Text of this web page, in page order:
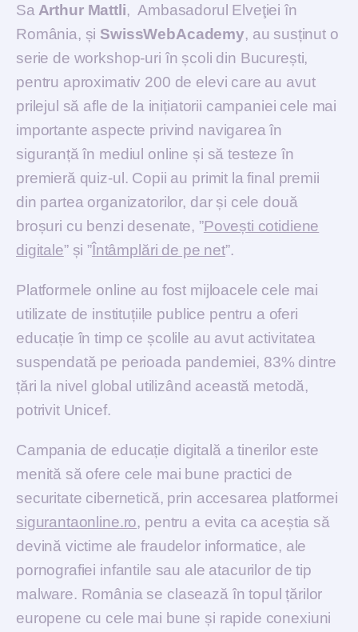
Sa Arthur Mattli, Ambasadorul Elveţiei în
România, și SwissWebAcademy, au susținut o
serie de workshop-uri în școli din București,
pentru aproximativ 200 de elevi care au avut
prilejul să afle de la inițiatorii campaniei cele mai
importante aspecte privind navigarea în
siguranță în mediul online și să testeze în
premieră quiz-ul. Copii au primit la final premii
din partea organizatorilor, dar și cele două
broșuri cu benzi desenate, ”Povești cotidiene
digitale” și ”Întâmplări de pe net”.
Platformele online au fost mijloacele cele mai
utilizate de instituțiile publice pentru a oferi
educație în timp ce școlile au avut activitatea
suspendată pe perioada pandemiei, 83% dintre
țări la nivel global utilizând această metodă,
potrivit Unicef.
Campania de educație digitală a tinerilor este
menită să ofere cele mai bune practici de
securitate cibernetică, prin accesarea platformei
sigurantaonline.ro, pentru a evita ca aceștia să
devină victime ale fraudelor informatice, ale
pornografiei infantile sau ale atacurilor de tip
malware. România se clasează în topul țărilor
europene cu cele mai bune și rapide conexiuni